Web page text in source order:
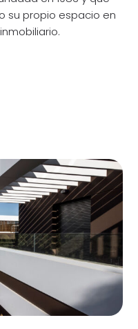
su propio espacio en